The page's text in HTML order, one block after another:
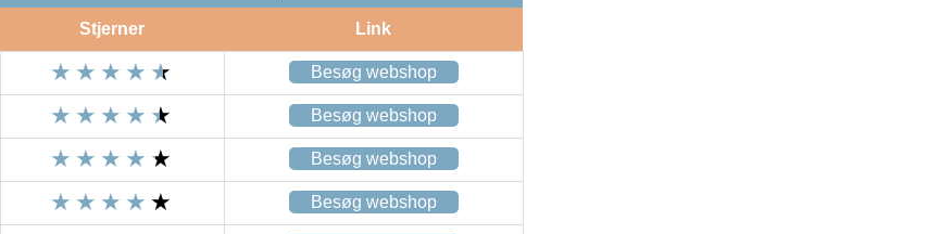
Stjerner Link
Besøg webshop
Besøg webshop
Besøg webshop
Besøg webshop